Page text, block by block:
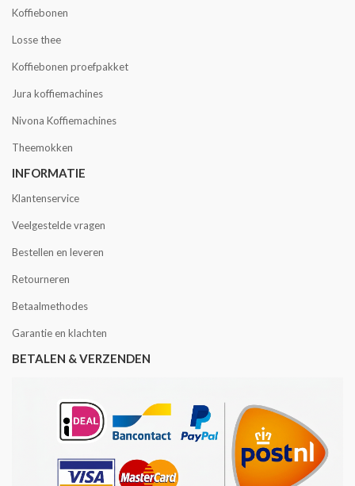
Koffiebonen
Losse thee
Koffiebonen proefpakket
Jura koffiemachines
Nivona Koffiemachines
Theemokken
INFORMATIE
Klantenservice
Veelgestelde vragen
Bestellen en leveren
Retourneren
Betaalmethodes
Garantie en klachten
BETALEN & VERZENDEN